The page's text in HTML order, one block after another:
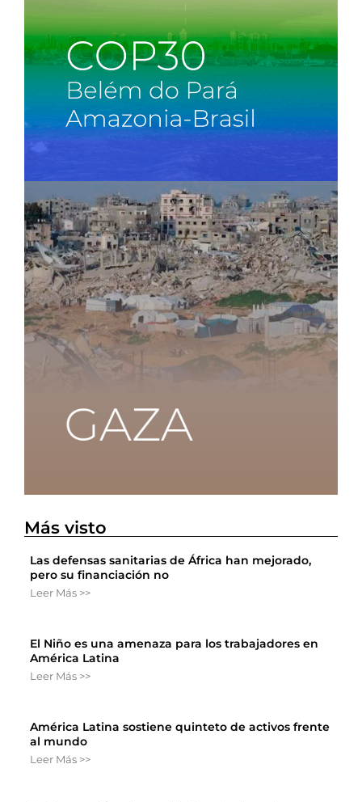
Más visto
Las defensas sanitarias de África han mejorado,
pero su financiación no
Leer Más >>
El Niño es una amenaza para los trabajadores en
América Latina
Leer Más >>
América Latina sostiene quinteto de activos frente
al mundo
Leer Más >>